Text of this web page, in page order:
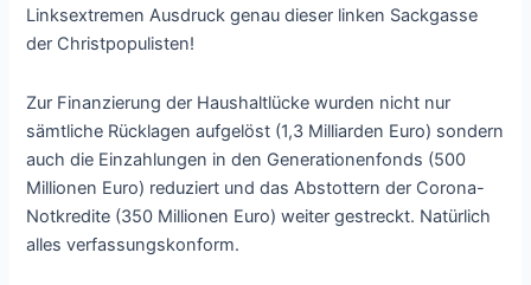
Linksextremen Ausdruck genau dieser linken Sackgasse
der Christpopulisten!
Zur Finanzierung der Haushaltlücke wurden nicht nur
sämtliche Rücklagen aufgelöst (1,3 Milliarden Euro) sondern
auch die Einzahlungen in den Generationenfonds (500
Millionen Euro) reduziert und das Abstottern der Corona-
Notkredite (350 Millionen Euro) weiter gestreckt. Natürlich
alles verfassungskonform.